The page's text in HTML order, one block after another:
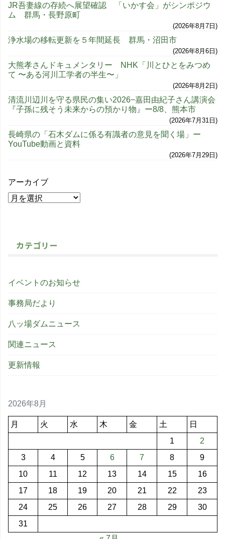
JR吾妻線の存続へ展望確認 「いかす会」がシンポジウ
ム 群馬・長野原町
2026年8月7日
浄水場の移転更新を５年間延長 群馬・沼田市
2026年8月6日
大熊孝さんドキュメンタリー NHK「川とひとをみつめ
て 〜ある河川工学者の半生〜」
2026年8月2日
清流川辺川を守る県民の集い2026−嘉田由紀子さん講演会
『子孫に残そう未来からの預かり物』ー8/8、熊本市
2026年7月31日
長崎県の「石木ダムに係る有識者の意見を聞く場」ー
YouTube動画と資料
2026年7月29日
アーカイブ
カテゴリー
イベントのお知らせ
事務局だより
八ッ場ダムニュース
関連ニュース
更新情報
2026年8月
月 火 水 木 金 土
日
1
2
3
4 5 6 7 8
9
10
11 12 13 14 15
16
17
18 19 20 21 22
23
24
25 26 27 28 29
30
31